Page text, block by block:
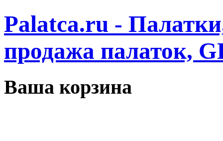
Palatca.ru -
продажа палаток,
Ваша корзина